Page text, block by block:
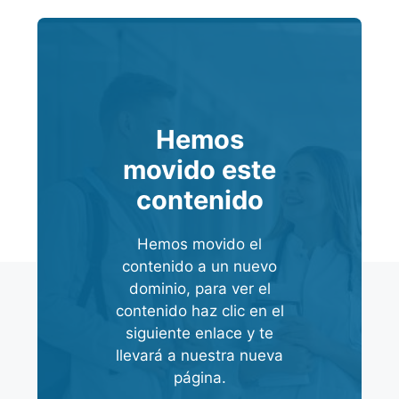
Hemos
movido este
contenido
Hemos movido el
contenido a un nuevo
dominio, para ver el
contenido haz clic en el
siguiente enlace y te
llevará a nuestra nueva
página.